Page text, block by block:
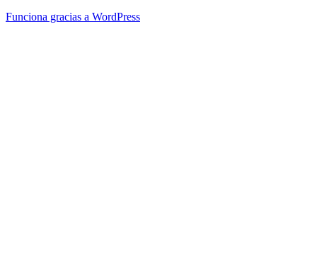
Funciona gracias a WordPress